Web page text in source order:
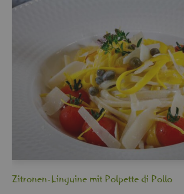
Zi­tro­nen-Lin­gui­ne mit Pol­pet­te di Pollo